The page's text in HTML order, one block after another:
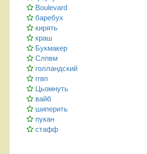
Boulevard
баребух
кирять
краш
Букмакер
Слпвм
голландский
ггвп
Цьомнуть
вайб
шиперить
пукан
стафф